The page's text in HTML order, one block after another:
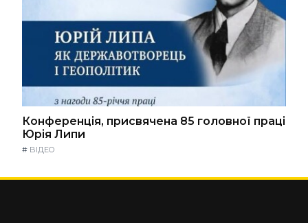
Конференція, присвячена 85 головної праці
Юрія Липи
# ВІДЕО